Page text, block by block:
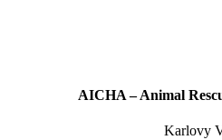
AICHA – Animal
Karlovy